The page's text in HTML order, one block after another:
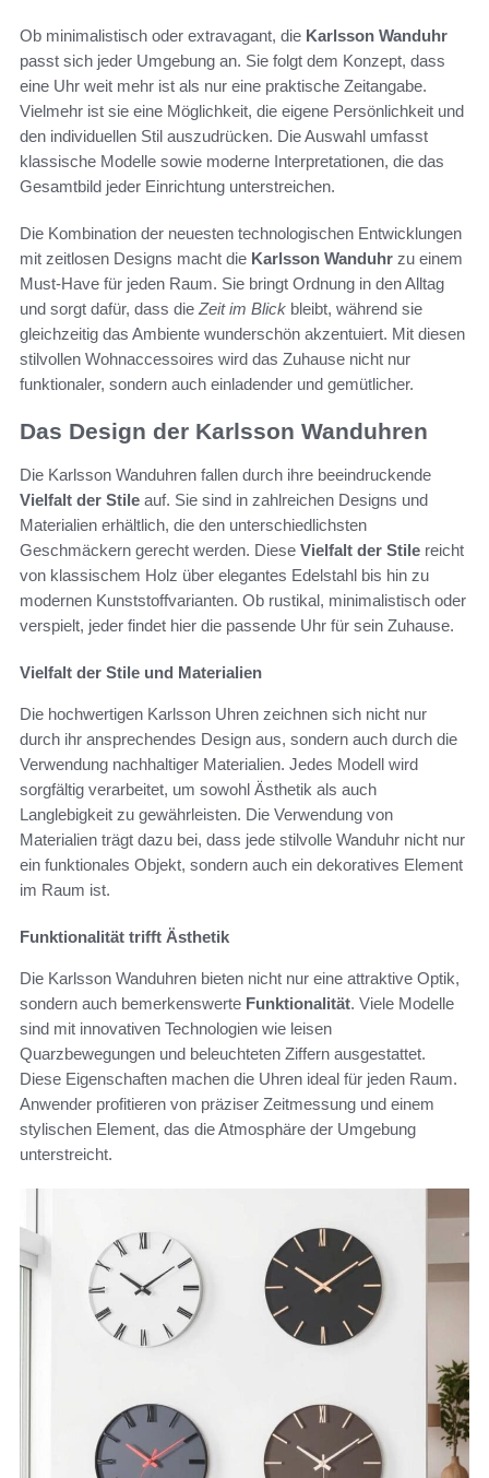
Ob minimalistisch oder extravagant, die Karlsson Wanduhr
passt sich jeder Umgebung an. Sie folgt dem Konzept, dass
eine Uhr weit mehr ist als nur eine praktische Zeitangabe.
Vielmehr ist sie eine Möglichkeit, die eigene Persönlichkeit und
den individuellen Stil auszudrücken. Die Auswahl umfasst
klassische Modelle sowie moderne Interpretationen, die das
Gesamtbild jeder Einrichtung unterstreichen.
Die Kombination der neuesten technologischen Entwicklungen
mit zeitlosen Designs macht die Karlsson Wanduhr zu einem
Must-Have für jeden Raum. Sie bringt Ordnung in den Alltag
und sorgt dafür, dass die Zeit im Blick bleibt, während sie
gleichzeitig das Ambiente wunderschön akzentuiert. Mit diesen
stilvollen Wohnaccessoires wird das Zuhause nicht nur
funktionaler, sondern auch einladender und gemütlicher.
Das Design der Karlsson Wanduhren
Die Karlsson Wanduhren fallen durch ihre beeindruckende
Vielfalt der Stile auf. Sie sind in zahlreichen Designs und
Materialien erhältlich, die den unterschiedlichsten
Geschmäckern gerecht werden. Diese Vielfalt der Stile reicht
von klassischem Holz über elegantes Edelstahl bis hin zu
modernen Kunststoffvarianten. Ob rustikal, minimalistisch oder
verspielt, jeder findet hier die passende Uhr für sein Zuhause.
Vielfalt der Stile und Materialien
Die hochwertigen Karlsson Uhren zeichnen sich nicht nur
durch ihr ansprechendes Design aus, sondern auch durch die
Verwendung nachhaltiger Materialien. Jedes Modell wird
sorgfältig verarbeitet, um sowohl Ästhetik als auch
Langlebigkeit zu gewährleisten. Die Verwendung von
Materialien trägt dazu bei, dass jede stilvolle Wanduhr nicht nur
ein funktionales Objekt, sondern auch ein dekoratives Element
im Raum ist.
Funktionalität trifft Ästhetik
Die Karlsson Wanduhren bieten nicht nur eine attraktive Optik,
sondern auch bemerkenswerte Funktionalität. Viele Modelle
sind mit innovativen Technologien wie leisen
Quarzbewegungen und beleuchteten Ziffern ausgestattet.
Diese Eigenschaften machen die Uhren ideal für jeden Raum.
Anwender profitieren von präziser Zeitmessung und einem
stylischen Element, das die Atmosphäre der Umgebung
unterstreicht.